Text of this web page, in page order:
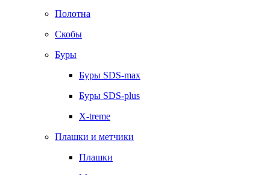
Полотна
Скобы
Буры
Буры SDS-max
Буры SDS-plus
X-treme
Плашки и метчики
Плашки